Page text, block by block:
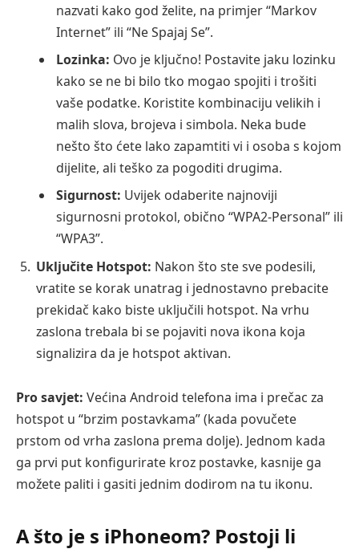
nazvati kako god želite, na primjer “Markov
Internet” ili “Ne Spajaj Se”.
Lozinka: Ovo je ključno! Postavite jaku lozinku
kako se ne bi bilo tko mogao spojiti i trošiti
vaše podatke. Koristite kombinaciju velikih i
malih slova, brojeva i simbola. Neka bude
nešto što ćete lako zapamtiti vi i osoba s kojom
dijelite, ali teško za pogoditi drugima.
Sigurnost: Uvijek odaberite najnoviji
sigurnosni protokol, obično “WPA2-Personal” ili
“WPA3”.
Uključite Hotspot: Nakon što ste sve podesili,
vratite se korak unatrag i jednostavno prebacite
prekidač kako biste uključili hotspot. Na vrhu
zaslona trebala bi se pojaviti nova ikona koja
signalizira da je hotspot aktivan.
Pro savjet: Većina Android telefona ima i prečac za
hotspot u “brzim postavkama” (kada povučete
prstom od vrha zaslona prema dolje). Jednom kada
ga prvi put konfigurirate kroz postavke, kasnije ga
možete paliti i gasiti jednim dodirom na tu ikonu.
A što je s iPhoneom? Postoji li